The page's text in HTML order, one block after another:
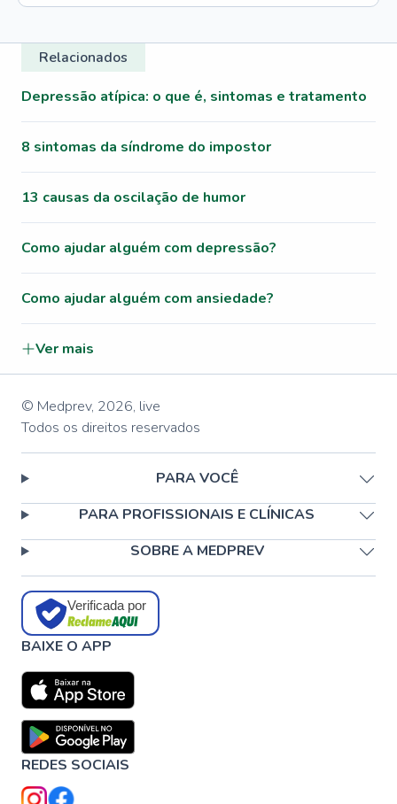
Relacionados
Depressão atípica: o que é, sintomas e tratamento
8 sintomas da síndrome do impostor
13 causas da oscilação de humor
Como ajudar alguém com depressão?
Como ajudar alguém com ansiedade?
Ver mais
© Medprev, 2026, live
Todos os direitos reservados
PARA VOCÊ
PARA PROFISSIONAIS E CLÍNICAS
SOBRE A MEDPREV
Verificada por
BAIXE O APP
REDES SOCIAIS